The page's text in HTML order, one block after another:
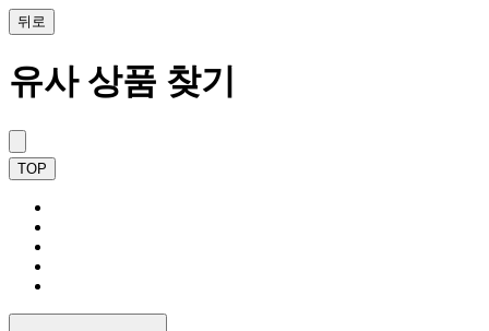
뒤로
유사 상품 찾기
TOP